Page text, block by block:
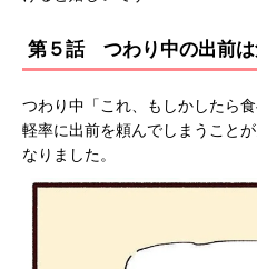
第５話 つわり中の出前
つわり中「これ、もしかしたら
軽率に出前を頼んでしまうこと
なりました。